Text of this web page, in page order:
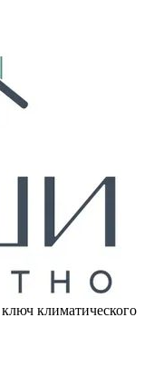
климатического